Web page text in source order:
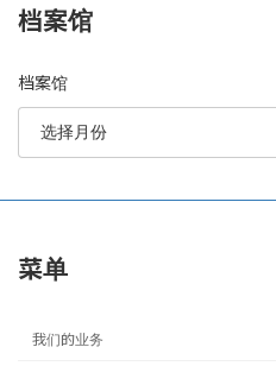
档案馆
档案馆
菜单
我们的业务